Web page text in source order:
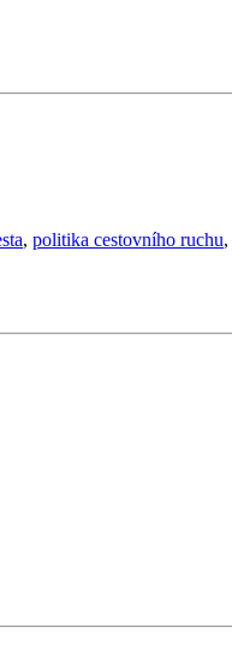
, politika cestovního ruchu,